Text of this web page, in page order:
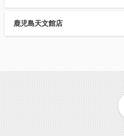
鹿児島天文館店